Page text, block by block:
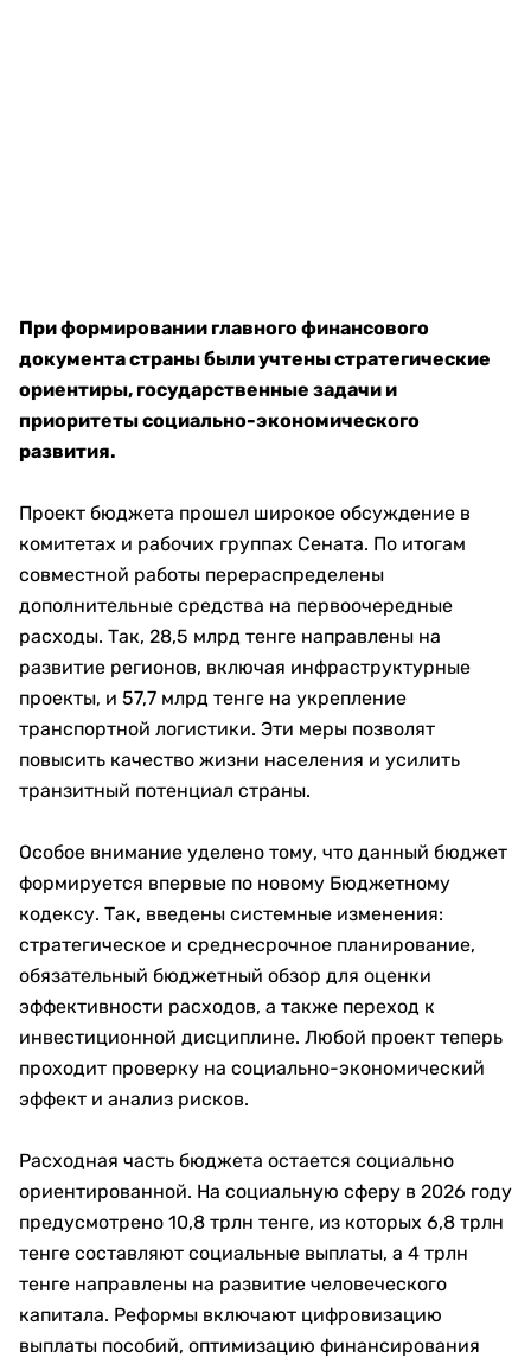
При формировании главного финансового
документастраны были учтены стратегические
ориентиры, государственные задачи и
приоритеты социально-экономического
развития.
Проект бюджета прошел широкое обсуждение в
комитетах и рабочих группах Сената. По итогам
совместной работы перераспределены
дополнительные средства на первоочередные
расходы. Так, 28,5 млрд тенге направлены на
развитие регионов, включая инфраструктурные
проекты, и 57,7 млрд тенге на укрепление
транспортной логистики. Эти меры позволят
повысить качество жизни населения и усилить
транзитный потенциал страны.
Особое внимание уделено тому, что данный бюджет
формируется впервые по новому Бюджетному
кодексу. Так, введены системные изменения:
стратегическое и среднесрочное планирование,
обязательный бюджетный обзор для оценки
эффективности расходов, а также переход к
инвестиционной дисциплине. Любой проект теперь
проходит проверку на социально-экономический
эффект и анализ рисков.
Расходная часть бюджета остается социально
ориентированной. На социальную сферу в 2026 году
предусмотрено 10,8 трлн тенге, из которых 6,8 трлн
тенге составляют социальные выплаты, а 4 трлн
тенге направлены на развитие человеческого
капитала. Реформы включают цифровизацию
выплаты пособий, оптимизацию финансирования